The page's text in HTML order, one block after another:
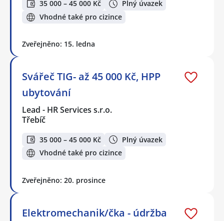
35 000 – 45 000 Kč
Plný úvazek
Vhodné také pro cizince
Zveřejněno: 15. ledna
Svářeč TIG- až 45 000 Kč, HPP
ubytování
Lead - HR Services s.r.o.
Třebíč
35 000 – 45 000 Kč
Plný úvazek
Vhodné také pro cizince
Zveřejněno: 20. prosince
Elektromechanik/čka - údržba